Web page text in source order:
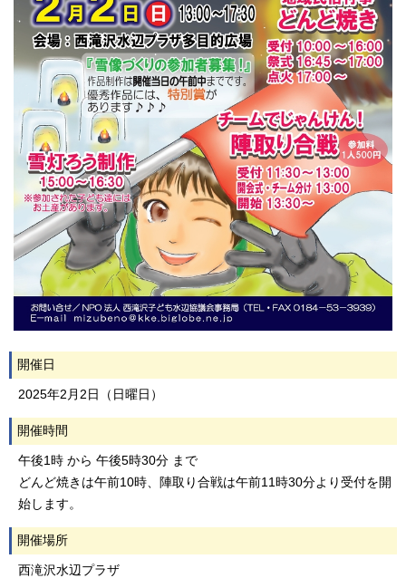
開催日
2025年2月2日（日曜日）
開催時間
午後1時 から 午後5時30分 まで
どんど焼きは午前10時、陣取り合戦は午前11時30分より受付を開
始します。
開催場所
西滝沢水辺プラザ